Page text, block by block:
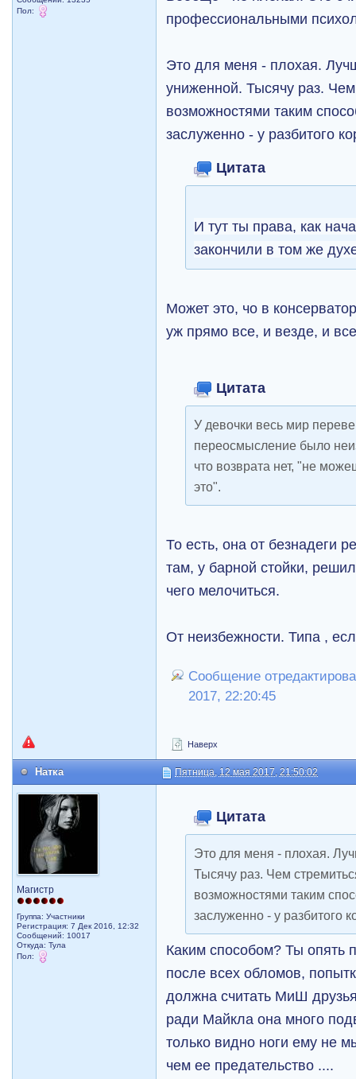
Пол:
профессиональными
Это для меня - плохая.
униженной. Тысячу раз.
возможностями таким
заслуженно - у разбитого
Цитата
И тут ты права, как
закончили в том же
Может это, чо в
уж прямо все, и везде, и
Цитата
У девочки весь мир
переосмысление было
что возврата нет, "не
это".
То есть, она от безнадеги
там, у барной стойки,
чего мелочиться.
От неизбежности. Типа ,
Сообщение
2017, 22:20:45
Наверх
Натка Пятница, 12 мая 2017, 21:50:02
Магистр
Группа: Участники
Регистрация: 7 Дек 2016, 12:32
Сообщений: 10017
Откуда: Тула
Пол:
Цитата
Это для меня - плохая.
Тысячу раз. Чем
возможностями таким
заслуженно - у разбитого
Каким способом? Ты опять
после всех обломов,
должна считать МиШ
ради Майкла она много
только видно ноги ему не
чем ее предательство ....